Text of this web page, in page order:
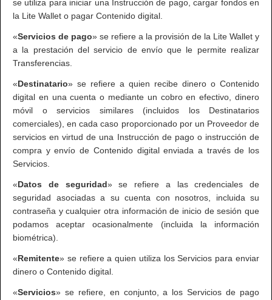
se utiliza para iniciar una Instrucción de pago, cargar fondos en
la Lite Wallet o pagar Contenido digital.
«Servicios de pago» se refiere a la provisión de la Lite Wallet y
a la prestación del servicio de envío que le permite realizar
Transferencias.
«Destinatario» se refiere a quien recibe dinero o Contenido
digital en una cuenta o mediante un cobro en efectivo, dinero
móvil o servicios similares (incluidos los Destinatarios
comerciales), en cada caso proporcionado por un Proveedor de
servicios en virtud de una Instrucción de pago o instrucción de
compra y envío de Contenido digital enviada a través de los
Servicios.
«Datos de seguridad» se refiere a las credenciales de
seguridad asociadas a su cuenta con nosotros, incluida su
contraseña y cualquier otra información de inicio de sesión que
podamos aceptar ocasionalmente (incluida la información
biométrica).
«Remitente» se refiere a quien utiliza los Servicios para enviar
dinero o Contenido digital.
«Servicios» se refiere, en conjunto, a los Servicios de pago